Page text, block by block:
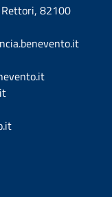
Rettori, 82100